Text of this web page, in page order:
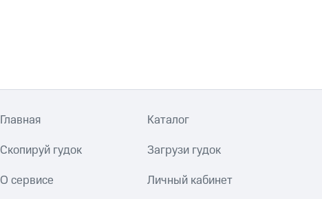
Главная Каталог
Скопируй гудок Загрузи гудок
О сервисе Личный кабинет